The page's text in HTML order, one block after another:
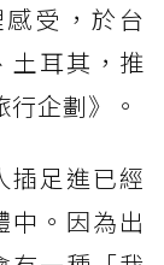
受，於台
土耳其，推
企劃》。
插足進已經
中。因為出